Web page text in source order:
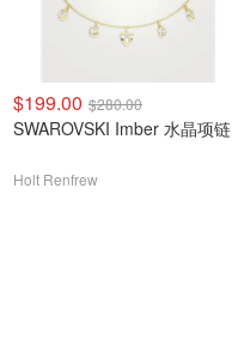
$199.00 $280.00
SWAROVSKI Imber 水晶项链
Holt Renfrew